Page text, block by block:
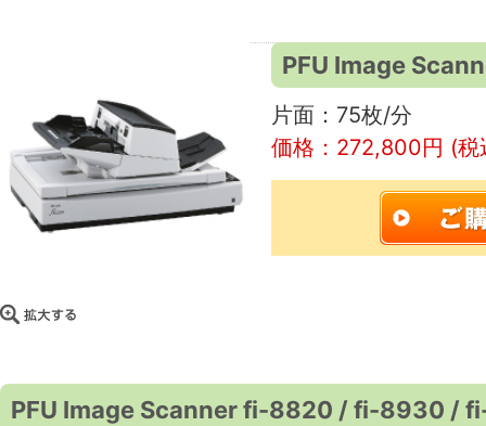
PFU Image
片面：75枚/分
価格：272,800円 (税
PFU Image Scanner fi-8820 / fi-8930 /